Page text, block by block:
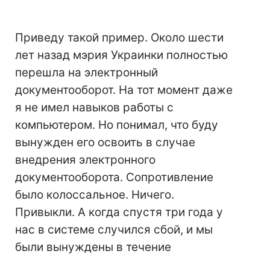
Приведу такой пример. Около шести
лет назад мэрия Украинки полностью
перешла на электронный
документооборот. На тот момент даже
я не имел навыков работы с
компьютером. Но понимал, что буду
вынужден его освоить в случае
внедрения электронного
документооборота. Сопротивление
было колоссальное. Ничего.
Привыкли. А когда спустя три года у
нас в системе случился сбой, и мы
были вынуждены в течение